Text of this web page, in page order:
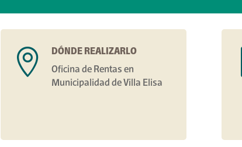

DÓNDE REALIZARLO
Oficina de Rentas en
Municipalidad de Villa Elisa